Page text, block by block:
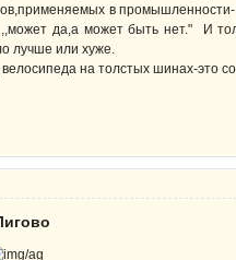
в
,,может да,а может быть нет." И
лучше или хуже.
на толстых шинах-это